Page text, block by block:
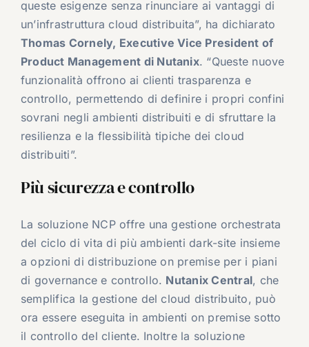
queste esigenze senza rinunciare ai vantaggi di
un’infrastruttura cloud distribuita”, ha dichiarato
Thomas Cornely, Executive Vice President of
Product Management di Nutanix. “Queste nuove
funzionalità offrono ai clienti trasparenza e
controllo, permettendo di definire i propri confini
sovrani negli ambienti distribuiti e di sfruttare la
resilienza e la flessibilità tipiche dei cloud
distribuiti”.
Più sicurezza e controllo
La soluzione NCP offre una gestione orchestrata
del ciclo di vita di più ambienti dark-site insieme
a opzioni di distribuzione on premise per i piani
di governance e controllo. Nutanix Central, che
semplifica la gestione del cloud distribuito, può
ora essere eseguita in ambienti on premise sotto
il controllo del cliente. Inoltre la soluzione